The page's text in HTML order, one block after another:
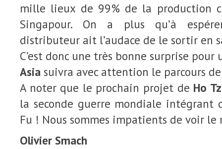
mille lieux de 99% de la production
Singapour. On a plus qu’à
distributeur ait l’audace de le sortir en
C’est donc une très bonne surprise
Asia suivra avec attention le parcours
A noter que le prochain projet de Ho
la seconde guerre mondiale intégrant
Fu ! Nous sommes impatients de voir
Olivier Smach